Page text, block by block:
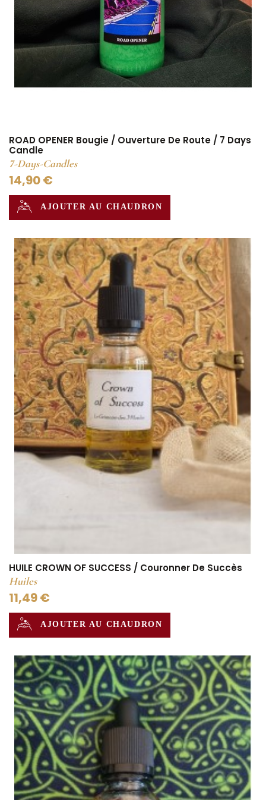
ROAD OPENER Bougie / Ouverture De Route / 7 Days
Candle
7-Days-Candles
14,90 €
AJOUTER AU CHAUDRON
HUILE CROWN OF SUCCESS / Couronner De Succès
Huiles
11,49 €
AJOUTER AU CHAUDRON